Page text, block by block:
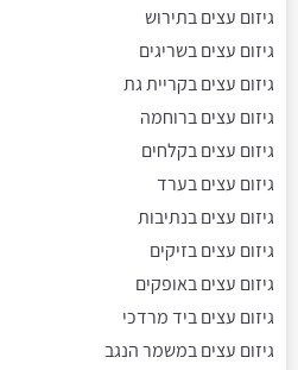
גיזום עצים בתירוש
גיזום עצים בשריגים
גיזום עצים בקריית גת
גיזום עצים ברוחמה
גיזום עצים בקלחים
גיזום עצים בערד
גיזום עצים בנתיבות
גיזום עצים בזיקים
גיזום עצים באופקים
גיזום עצים ביד מרדכי
גיזום עצים במשמר הנגב